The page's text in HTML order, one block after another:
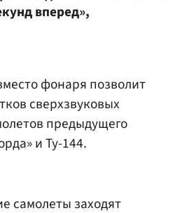
вперед»,
фонаря позволит
сверхзвуковых
предыдущего
и Ту-144.
самолеты заходят